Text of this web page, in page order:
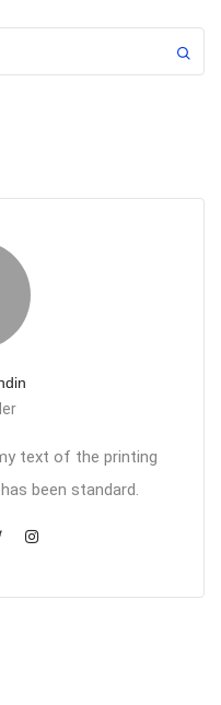
text of the printing
been standard.